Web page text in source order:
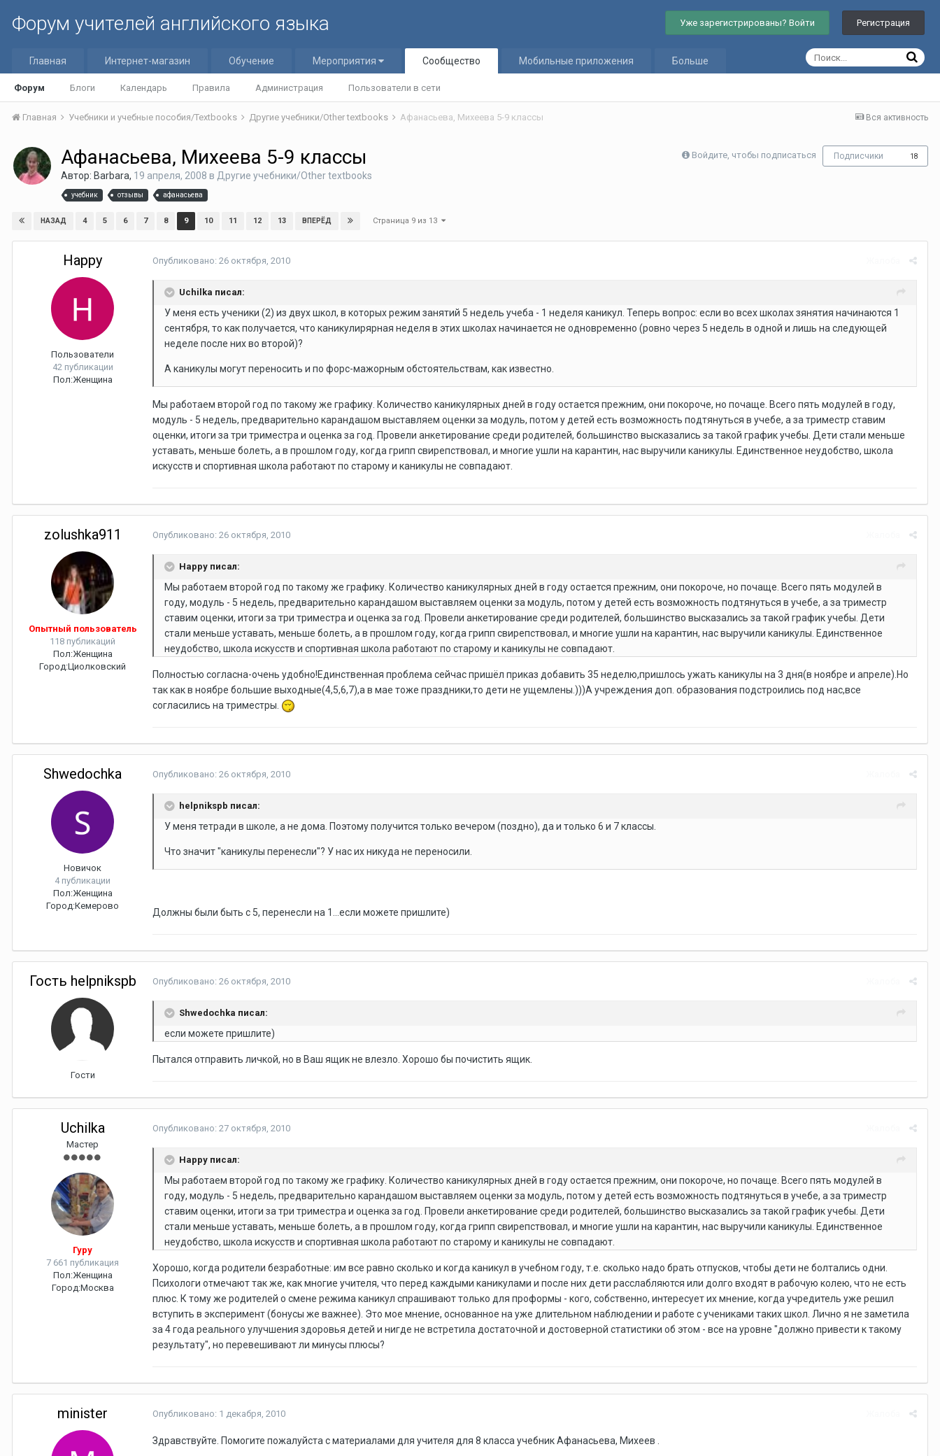
Форум учителей английского языка Уже зарегистрированы? Войти Регистрация
Главная Интернет-магазин Обучение Мероприятия Сообщество
Форум Блоги Календарь Правила Администрация Пользователи в сети
Мобильные приложения Больше
Вся активность
Главная Учебники и учебные пособия/Textbooks Другие учебники/Other textbooks Афанасьева, Михеева 5-9 классы
Войдите, чтобы подписаться Подписчики 18
Афанасьева, Михеева 5-9 классы
Автор: Barbara, 19 апреля, 2008 в Другие учебники/Other textbooks
учебник отзывы афанасьева
НАЗАД 4 5 6 7 8 9 10 11 12 13 ВПЕРЁД Страница 9 из 13
Happy
Пользователи
42 публикации
Пол:Женщина
Опубликовано: 26 октября, 2010
Uchilka писал:
У меня есть ученики (2) из двух школ, в которых режим занятий 5 недель учеба - 1 неделя каникул. Теперь вопрос: если во всех школах зянятия начинаются 1
сентября, то как получается, что каникулирярная неделя в этих школах начинается не одновременно (ровно через 5 недель в одной и лишь на следующей
неделе после них во второй)?
А каникулы могут переносить и по форс-мажорным обстоятельствам, как известно.
Мы работаем второй год по такому же графику. Количество каникулярных дней в году остается прежним, они покороче, но почаще. Всего пять модулей в году,
модуль - 5 недель, предварительно карандашом выставляем оценки за модуль, потом у детей есть возможность подтянуться в учебе, а за триместр ставим
оценки, итоги за три триместра и оценка за год. Провели анкетирование среди родителей, большинство высказались за такой график учебы. Дети стали меньше
уставать, меньше болеть, а в прошлом году, когда грипп свирепствовал, и многие ушли на карантин, нас выручили каникулы. Единственное неудобство, школа
искусств и спортивная школа работают по старому и каникулы не совпадают.
zolushka911
Опытный пользователь
118 публикаций
Пол:Женщина
Город:Циолковский
Опубликовано: 26 октября, 2010
Happy писал:
Мы работаем второй год по такому же графику. Количество каникулярных дней в году остается прежним, они покороче, но почаще. Всего пять модулей в
году, модуль - 5 недель, предварительно карандашом выставляем оценки за модуль, потом у детей есть возможность подтянуться в учебе, а за триместр
ставим оценки, итоги за три триместра и оценка за год. Провели анкетирование среди родителей, большинство высказались за такой график учебы. Дети
стали меньше уставать, меньше болеть, а в прошлом году, когда грипп свирепствовал, и многие ушли на карантин, нас выручили каникулы. Единственное
неудобство, школа искусств и спортивная школа работают по старому и каникулы не совпадают.
Полностью согласна-очень удобно!Единственная проблема сейчас пришёл приказ добавить 35 неделю,пришлось ужать каникулы на 3 дня(в ноябре и апреле).Но
так как в ноябре большие выходные(4,5,6,7),а в мае тоже праздники,то дети не ущемлены.)))А учреждения доп. образования подстроились под нас,все
согласились на триместры.
Shwedochka
Новичок
4 публикации
Пол:Женщина
Город:Кемерово
Опубликовано: 26 октября, 2010
helpnikspb писал:
У меня тетради в школе, а не дома. Поэтому получится только вечером (поздно), да и только 6 и 7 классы.
Что значит "каникулы перенесли"? У нас их никуда не переносили.
Должны были быть с 5, перенесли на 1...если можете пришлите)
Гость helpnikspb
Гости
Опубликовано: 26 октября, 2010
Shwedochka писал:
если можете пришлите)
Пытался отправить личкой, но в Ваш ящик не влезло. Хорошо бы почистить ящик.
Uchilka
Мастер
Гуру
7 661 публикация
Пол:Женщина
Город:Москва
Опубликовано: 27 октября, 2010
Happy писал:
Мы работаем второй год по такому же графику. Количество каникулярных дней в году остается прежним, они покороче, но почаще. Всего пять модулей в
году, модуль - 5 недель, предварительно карандашом выставляем оценки за модуль, потом у детей есть возможность подтянуться в учебе, а за триместр
ставим оценки, итоги за три триместра и оценка за год. Провели анкетирование среди родителей, большинство высказались за такой график учебы. Дети
стали меньше уставать, меньше болеть, а в прошлом году, когда грипп свирепствовал, и многие ушли на карантин, нас выручили каникулы. Единственное
неудобство, школа искусств и спортивная школа работают по старому и каникулы не совпадают.
Хорошо, когда родители безработные: им все равно сколько и когда каникул в учебном году, т.е. сколько надо брать отпусков, чтобы дети не болтались одни.
Психологи отмечают так же, как многие учителя, что перед каждыми каникулами и после них дети расслабляются или долго входят в рабочую колею, что не есть
плюс. К тому же родителей о смене режима каникул спрашивают только для проформы - кого, собственно, интересует их мнение, когда учредитель уже решил
вступить в эксперимент (бонусы же важнее). Это мое мнение, основанное на уже длительном наблюдении и работе с учениками таких школ. Лично я не заметила
за 4 года реального улучшения здоровья детей и нигде не встретила достаточной и достоверной статистики об этом - все на уровне "должно привести к такому
результату", но перевешивают ли минусы плюсы?
minister Опубликовано: 1 декабря, 2010
Здравствуйте. Помогите пожалуйста с материалами для учителя для 8 класса учебник Афанасьева, Михеев .